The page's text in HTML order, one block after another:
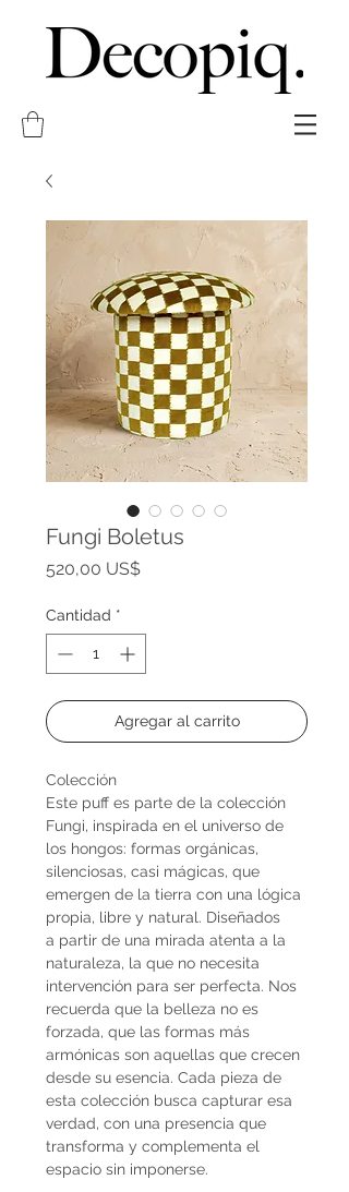
Fungi Boletus
520,00 US$Precio
Cantidad *
Agregar al carrito
Colección
Este puff es parte de la colección
Fungi, inspirada en el universo de
los hongos: formas orgánicas,
silenciosas, casi mágicas, que
emergen de la tierra con una lógica
propia, libre y natural. Diseñados
a partir de una mirada atenta a la
naturaleza, la que no necesita
intervención para ser perfecta. Nos
recuerda que la belleza no es
forzada, que las formas más
armónicas son aquellas que crecen
desde su esencia. Cada pieza de
esta colección busca capturar esa
verdad, con una presencia que
transforma y complementa el
espacio sin imponerse.